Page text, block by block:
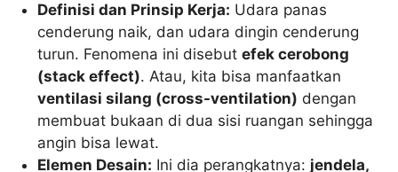
Definisi dan Prinsip Kerja: Udara panas
cenderung naik, dan udara dingin cenderung
turun. Fenomena ini disebutefek cerobong
(stack effect). Atau, kita bisa manfaatkan
ventilasi silang (cross-ventilation) dengan
membuat bukaan di dua sisi ruangan sehingga
angin bisa lewat.
Elemen Desain: Ini dia perangkatnya: jendela,